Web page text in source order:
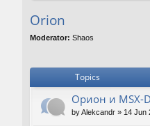
Orion
Moderator: Shaos
Topics
Орион и MSX-
byAlekcandr » 14 Jun